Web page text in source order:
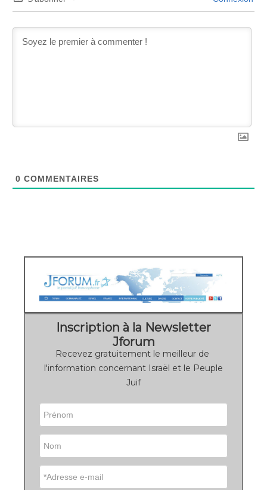
0 COMMENTAIRES
Inscription à la Newsletter
Jforum
Recevez gratuitement le meilleur de
l'information concernant Israël et le Peuple
Juif